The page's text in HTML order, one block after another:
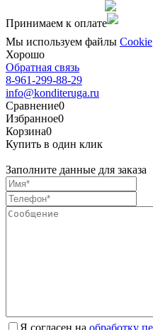
Принимаем к оплате
Мы используем файлы Сookie
Хорошо
Обратная связь
8-961-299-88-29
info@konditeruga.ru
Сравнение0
Избранное0
Корзина0
Купить в один клик
Заполните данные для заказа
Я согласен на обработку